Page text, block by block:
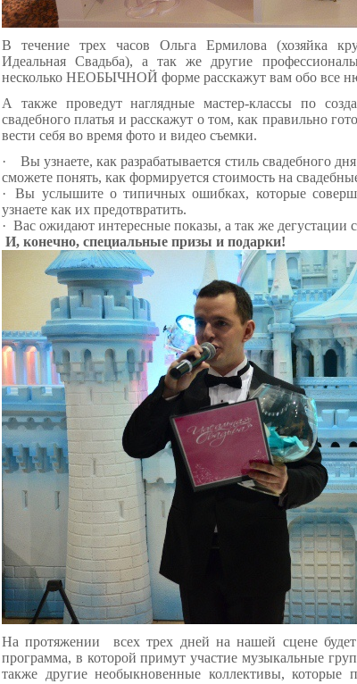
В течение трех часов Ольга Ермилова (хозяйка
Идеальная Свадьба), а так же другие
несколько НЕОБЫЧНОЙ форме расскажут вам обо все
А также проведут наглядные мастер-классы по
свадебного платья и расскажут о том, как правильно
вести себя во время фото и видео съемки.
·
Вы узнаете, как разрабатывается стиль свадебного
сможете понять, как формируется стоимость на
·
Вы услышите о типичных ошибках, которые
узнаете как их предотвратить.
· Вас ожидают интересные показы, а так же дегустации
И, конечно, специальные призы и подарки!
На протяжении всех трех дней на нашей сцене будет
программа, в которой примут участие музыкальные
также другие необыкновенные коллективы, которые